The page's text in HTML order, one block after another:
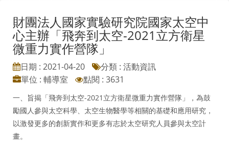
財團法人國家實驗研究院國家太空中
心主辦「飛奔到太空-2021立方衛星
微重力實作營隊」
日期 : 2021-04-20
分類 : 活動資訊
單位 : 輔導室
點閱 : 3631
一、旨揭「飛奔到太空-2021立方衛星微重力實作營隊」，為鼓
勵國人參與太空科學、太空生物醫學等相關的基礎和應用研究，
以激發更多的創新實作和更多有志於太空研究人員參與太空計
畫。